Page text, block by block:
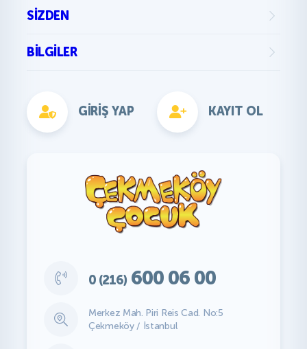
SIZDEN
BILGILER
GIRIŞ YAP KAYIT OL
0 (216) 600 06 00
Merkez Mah. Piri Reis Cad. No:5
Çekmeköy / İstanbul